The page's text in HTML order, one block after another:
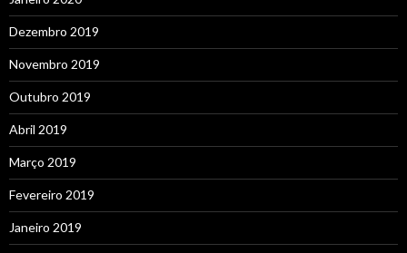
Dezembro 2019
Novembro 2019
Outubro 2019
Abril 2019
Março 2019
Fevereiro 2019
Janeiro 2019